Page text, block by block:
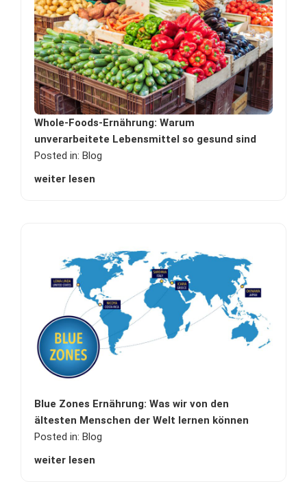
Whole-Foods-Ernährung: Warum
unverarbeitete Lebensmittel so gesund sind
Posted in: Blog
weiter lesen
Blue Zones Ernährung: Was wir von den
ältesten Menschen der Welt lernen können
Posted in: Blog
weiter lesen